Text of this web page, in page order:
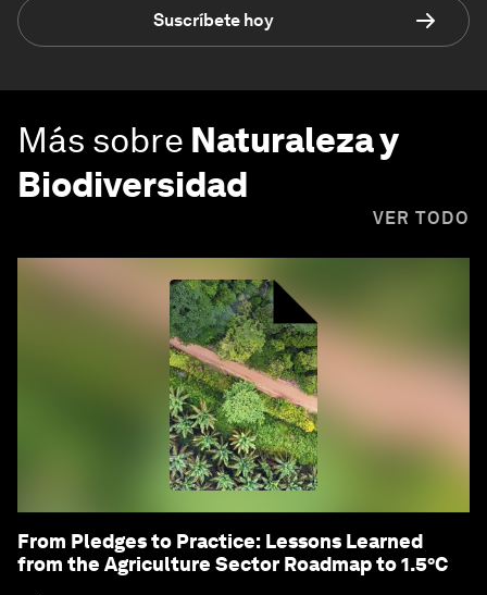
Suscríbete hoy
Más sobre Naturaleza y
Biodiversidad
VER TODO
From Pledges to Practice: Lessons Learned
from the Agriculture Sector Roadmap to 1.5°C